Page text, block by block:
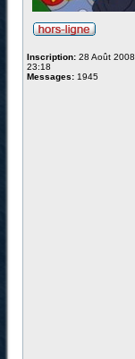
Inscription: 28 Août 2008,
23:18
Messages: 1945